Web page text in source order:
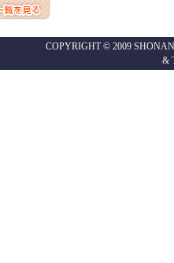
COPYRIGHT © 2009
&